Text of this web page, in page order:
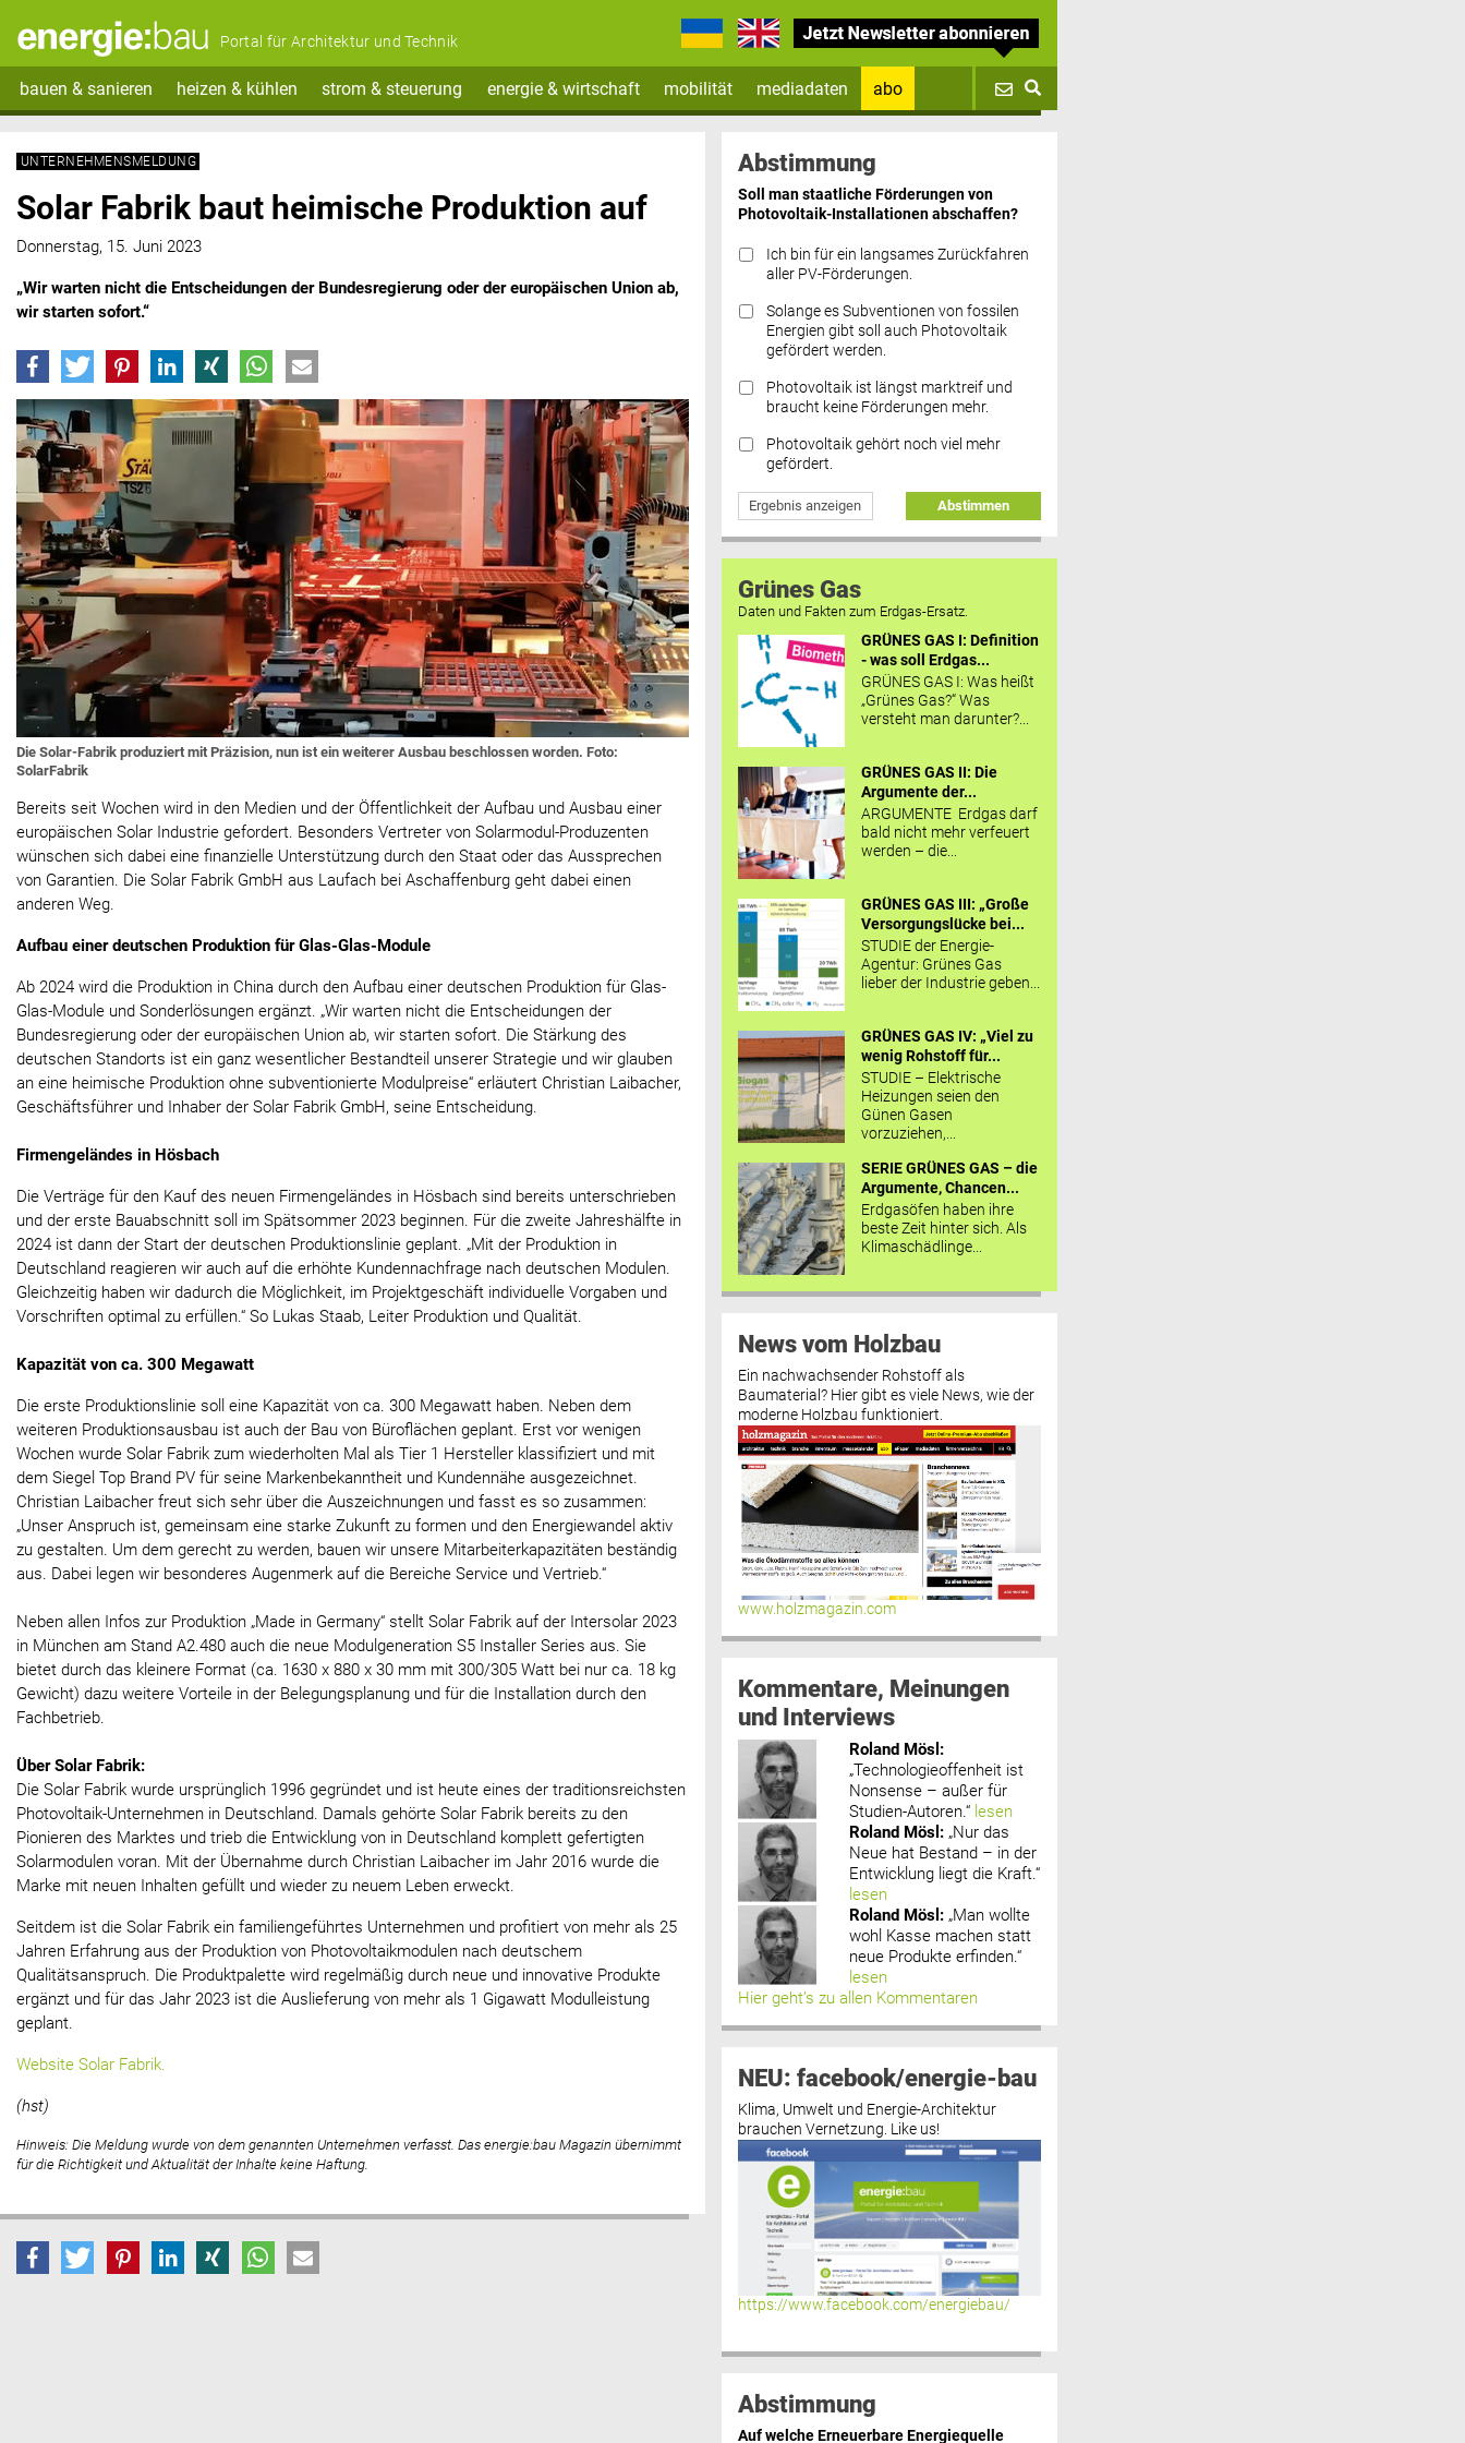
Portal für Architektur und Technik
bauen & sanieren heizen & kühlen strom & steuerung energie & wirtschaft mobilität mediadaten
abo
Datenschutz FAQs
UNTERNEHMENSMELDUNG
Solar Fabrik baut heimische Produktion auf
Donnerstag, 15. Juni 2023
„Wir warten nicht die Entscheidungen der Bundesregierung oder der europäischen Union ab,
wir starten sofort.“
Die Solar-Fabrik produziert mit Präzision, nun ist ein weiterer Ausbau beschlossen worden. Foto:
SolarFabrik
Bereits seit Wochen wird in den Medien und der Öffentlichkeit der Aufbau und Ausbau einer
europäischen Solar Industrie gefordert. Besonders Vertreter von Solarmodul-Produzenten
wünschen sich dabei eine finanzielle Unterstützung durch den Staat oder das Aussprechen
von Garantien. Die Solar Fabrik GmbH aus Laufach bei Aschaffenburg geht dabei einen
anderen Weg.
Aufbau einer deutschen Produktion für Glas-Glas-Module
Ab 2024 wird die Produktion in China durch den Aufbau einer deutschen Produktion für Glas-
Glas-Module und Sonderlösungen ergänzt. „Wir warten nicht die Entscheidungen der
Bundesregierung oder der europäischen Union ab, wir starten sofort. Die Stärkung des
deutschen Standorts ist ein ganz wesentlicher Bestandteil unserer Strategie und wir glauben
an eine heimische Produktion ohne subventionierte Modulpreise“ erläutert Christian Laibacher,
Geschäftsführer und Inhaber der Solar Fabrik GmbH, seine Entscheidung.
Firmengeländes in Hösbach
Die Verträge für den Kauf des neuen Firmengeländes in Hösbach sind bereits unterschrieben
und der erste Bauabschnitt soll im Spätsommer 2023 beginnen. Für die zweite Jahreshälfte in
2024 ist dann der Start der deutschen Produktionslinie geplant. „Mit der Produktion in
Deutschland reagieren wir auch auf die erhöhte Kundennachfrage nach deutschen Modulen.
Gleichzeitig haben wir dadurch die Möglichkeit, im Projektgeschäft individuelle Vorgaben und
Vorschriften optimal zu erfüllen.“ So Lukas Staab, Leiter Produktion und Qualität.
Kapazität von ca. 300 Megawatt
Die erste Produktionslinie soll eine Kapazität von ca. 300 Megawatt haben. Neben dem
weiteren Produktionsausbau ist auch der Bau von Büroflächen geplant. Erst vor wenigen
Wochen wurde Solar Fabrik zum wiederholten Mal als Tier 1 Hersteller klassifiziert und mit
dem Siegel Top Brand PV für seine Markenbekanntheit und Kundennähe ausgezeichnet.
Christian Laibacher freut sich sehr über die Auszeichnungen und fasst es so zusammen:
„Unser Anspruch ist, gemeinsam eine starke Zukunft zu formen und den Energiewandel aktiv
zu gestalten. Um dem gerecht zu werden, bauen wir unsere Mitarbeiterkapazitäten beständig
aus. Dabei legen wir besonderes Augenmerk auf die Bereiche Service und Vertrieb.“
Neben allen Infos zur Produktion „Made in Germany“ stellt Solar Fabrik auf der Intersolar 2023
in München am Stand A2.480 auch die neue Modulgeneration S5 Installer Series aus. Sie
bietet durch das kleinere Format (ca. 1630 x 880 x 30 mm mit 300/305 Watt bei nur ca. 18 kg
Gewicht) dazu weitere Vorteile in der Belegungsplanung und für die Installation durch den
Fachbetrieb.
Über Solar Fabrik:
Die Solar Fabrik wurde ursprünglich 1996 gegründet und ist heute eines der traditionsreichsten
Photovoltaik-Unternehmen in Deutschland. Damals gehörte Solar Fabrik bereits zu den
Pionieren des Marktes und trieb die Entwicklung von in Deutschland komplett gefertigten
Solarmodulen voran. Mit der Übernahme durch Christian Laibacher im Jahr 2016 wurde die
Marke mit neuen Inhalten gefüllt und wieder zu neuem Leben erweckt.
Seitdem ist die Solar Fabrik ein familiengeführtes Unternehmen und profitiert von mehr als 25
Jahren Erfahrung aus der Produktion von Photovoltaikmodulen nach deutschem
Qualitätsanspruch. Die Produktpalette wird regelmäßig durch neue und innovative Produkte
ergänzt und für das Jahr 2023 ist die Auslieferung von mehr als 1 Gigawatt Modulleistung
geplant.
Website Solar Fabrik.
(hst)
Hinweis: Die Meldung wurde von dem genannten Unternehmen verfasst. Das energie:bau Magazin übernimmt
für die Richtigkeit und Aktualität der Inhalte keine Haftung.
Abstimmung
Soll man staatliche Förderungen von
Photovoltaik-Installationen abschaffen?
Ich bin für ein langsames Zurückfahren
aller PV-Förderungen.
Solange es Subventionen von fossilen
Energien gibt soll auch Photovoltaik
gefördert werden.
Photovoltaik ist längst marktreif und
braucht keine Förderungen mehr.
Photovoltaik gehört noch viel mehr
gefördert.
Ergebnis anzeigen Abstimmen
Grünes Gas
Daten und Fakten zum Erdgas-Ersatz.
GRÜNES GAS I: Definition
- was soll Erdgas...
GRÜNES GAS I: Was heißt
„Grünes Gas?“ Was
versteht man darunter?...
GRÜNES GAS II: Die
Argumente der...
ARGUMENTE Erdgas darf
bald nicht mehr verfeuert
werden – die...
GRÜNES GAS III: „Große
Versorgungslücke bei...
STUDIE der Energie-
Agentur: Grünes Gas
lieber der Industrie geben...
GRÜNES GAS IV: „Viel zu
wenig Rohstoff für...
STUDIE – Elektrische
Heizungen seien den
Günen Gasen
vorzuziehen,...
SERIE GRÜNES GAS – die
Argumente, Chancen...
Erdgasöfen haben ihre
beste Zeit hinter sich. Als
Klimaschädlinge...
News vom Holzbau
Ein nachwachsender Rohstoff als
Baumaterial? Hier gibt es viele News, wie der
moderne Holzbau funktioniert.
www.holzmagazin.com
Kommentare, Meinungen
und Interviews
Roland Mösl :
„Technologieoffenheit ist
Nonsense – außer für
Studien-Autoren.“ lesen
Roland Mösl : „Nur das
Neue hat Bestand – in der
Entwicklung liegt die Kraft.“
lesen
Roland Mösl : „Man wollte
wohl Kasse machen statt
neue Produkte erfinden.“
lesen
Hier geht’s zu allen Kommentaren
NEU: facebook/energie-bau
Klima, Umwelt und Energie-Architektur
brauchen Vernetzung. Like us!
https://www.facebook.com/energiebau/
Abstimmung
Auf welche Erneuerbare Energiequelle